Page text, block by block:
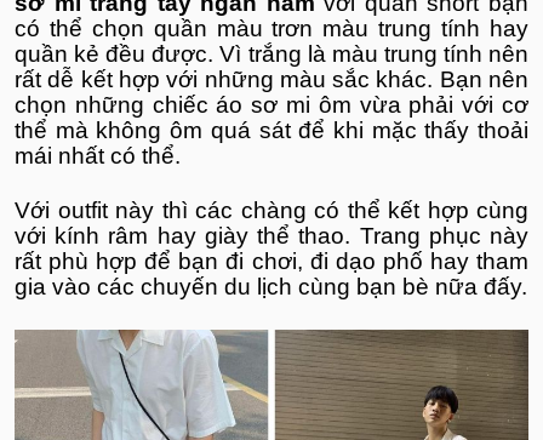
có thể chọn quần màu trơn màu trung tính hay
quần kẻ đều được. Vì trắng là màu trung tính nên
rất dễ kết hợp với những màu sắc khác. Bạn nên
chọn những chiếc áo sơ mi ôm vừa phải với cơ
thể mà không ôm quá sát để khi mặc thấy thoải
mái nhất có thể.
Với outfit này thì các chàng có thể kết hợp cùng
với kính râm hay giày thể thao. Trang phục này
rất phù hợp để bạn đi chơi, đi dạo phố hay tham
gia vào các chuyến du lịch cùng bạn bè nữa đấy.